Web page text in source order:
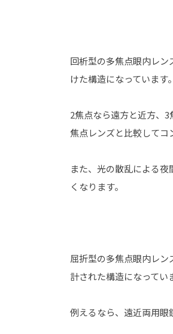
回析型の多焦点眼内レ
けた構造になっています。
2焦点なら遠方と近方、
焦点レンズと比較してコ
また、光の散乱による
くなります。
屈折型の多焦点眼内レ
計された構造になってい
例えるなら、遠近両用眼